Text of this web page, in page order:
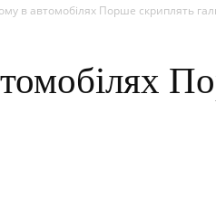
в автомобілях Порше скриплять